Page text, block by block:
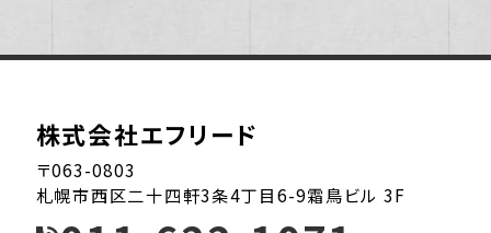
株式会社エフリード
〒063-0803
札幌市西区二十四軒3条4丁目6-9霜鳥ビル 3F